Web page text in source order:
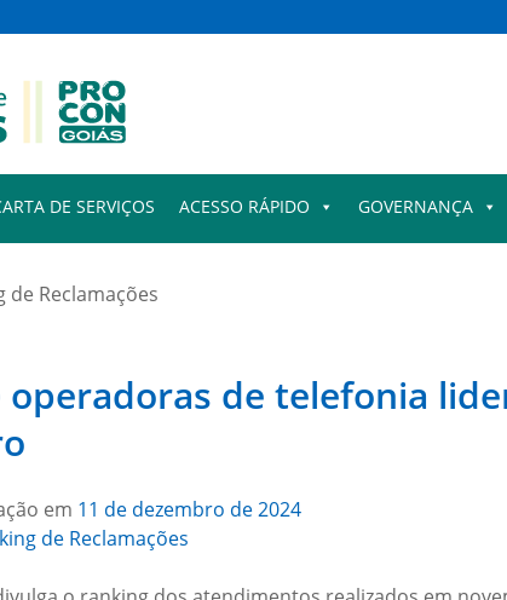
DE SERVIÇOS ACESSO RÁPIDO GOVERNANÇA
de Reclamações
operadoras de telefonia
em 11 de dezembro de 2024
de Reclamações